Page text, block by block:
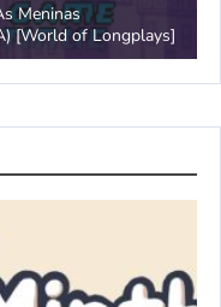
Meninas
[World of Longplays]